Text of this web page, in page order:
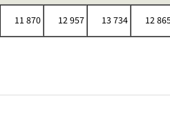
11 870 12 957 13 734 12